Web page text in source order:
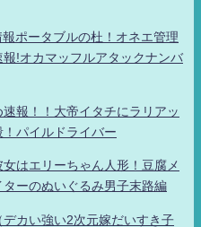
ポータブルの杜！オネエ管理
!オカマッフルアタックナンバ
報！！大帝イタチにラリアッ
！パイルドライバー
はエリーちゃん人形！豆腐メ
ーのぬいぐるみ男子末路編
カい強い2次元嫁だいすき子